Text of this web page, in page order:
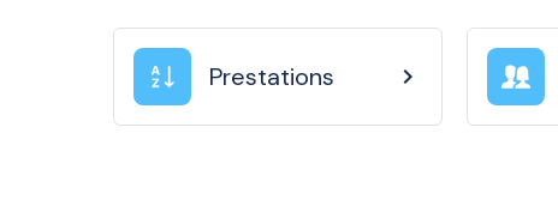
Prestations chevron_right